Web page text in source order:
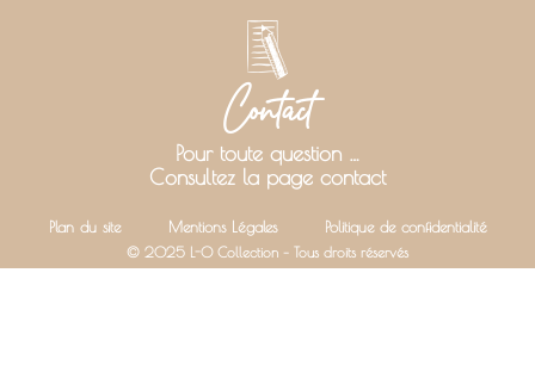
Contact
Pour toute question …
Consultez la page contact
Plan du site Mentions Légales Politique de confidentialité
© 2025 L-O Collection – Tous droits réservés